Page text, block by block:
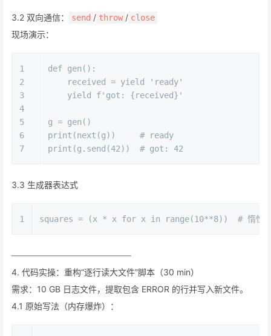
3.2 双向通信： send / throw / close
现场演示：
1
2
3
4
5
6
7
def gen ():
    received =
yield
'ready'
yield
f'got: {received} '
g = gen()
print (next (g)) # ready
print (g.send(42)) # got: 42
3.3 生成器表达式
1 squares = (x * x for x in range(10**8)) # 惰性
──────────────────
4. 代码实操：重构“逐行读大文件”脚本（30 min）
需求：10 GB 日志文件，提取包含 ERROR 的行并写入新文件。
4.1 原始写法（内存爆炸）：